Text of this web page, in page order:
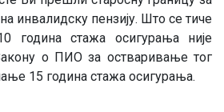
инвалидску пензију. Што се тиче
година стажа осигурања није
о ПИО за остваривање тог
15 година стажа осигурања.